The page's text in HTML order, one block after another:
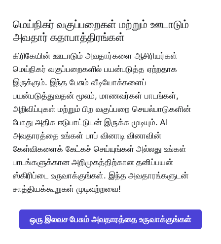
மெய்நிகர் வகுப்பறைகள் மற்றும் ஊடாடும்
அவதார் கதாபாத்திரங்கள்
கிரிகேயின் ஊடாடும் அவதார்களை ஆசிரியர்கள்
மெய்நிகர் வகுப்பறைகளில் பயன்படுத்த ஏற்றதாக
இருக்கும். இந்த பேசும் வீடியோக்களைப்
பயன்படுத்துவதன் மூலம், மாணவர்கள் பாடங்கள்,
அறிவிப்புகள் மற்றும் பிற வகுப்பறை செயல்பாடுகளின்
போது அதிக ஈடுபாட்டுடன் இருக்க முடியும். AI
அவதாரத்தை உங்கள் பாப் வினாடி வினாவின்
கேள்விகளைக் கேட்கச் செய்யுங்கள் அல்லது உங்கள்
பாடங்களுக்கான அறிமுகத்திற்கான தனிப்பயன்
ஸ்கிரிப்டை உருவாக்குங்கள். இந்த அவதாரங்களுடன்
சாத்தியக்கூறுகள் முடிவற்றவை!
ஒரு இலவச பேசும் அவதாரத்தை உருவாக்குங்கள்